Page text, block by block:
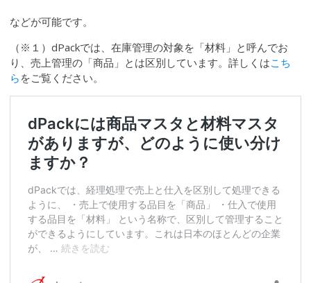
などが可能です。
（※１）dPackでは、在庫管理の対象を「材料」と呼んでお
り、売上管理の「商品」とは区別しています。詳しくはこち
ら をご覧ください。